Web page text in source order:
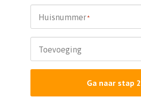
Huisnummer*
Toevoeging
Ga naar stap 2